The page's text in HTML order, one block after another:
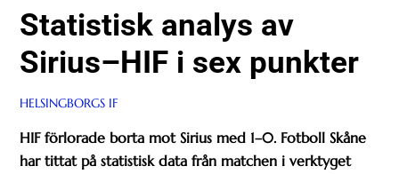
Statistisk analys av
Sirius–HIF i sex punkter
HELSINGBORGS IF
HIF förlorade borta mot Sirius med 1–0. Fotboll Skåne
har tittat på statistisk data från matchen i verktyget